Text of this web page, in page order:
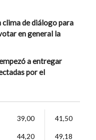
clima de diálogo para
en general la
a entregar
por el
39,00 41,50
44,20 49,18